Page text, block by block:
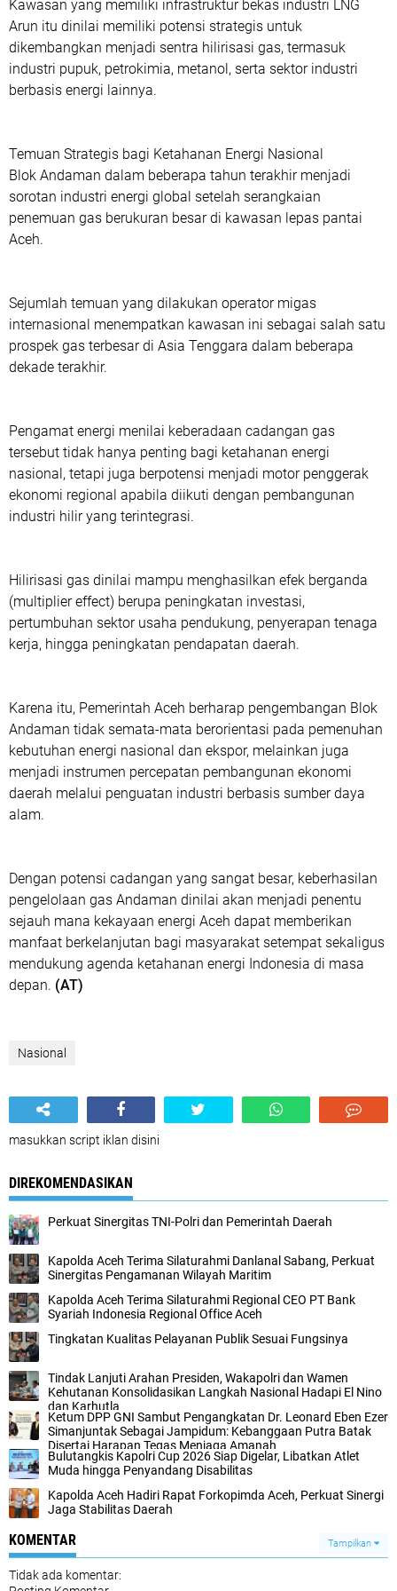
Kawasan yang memiliki infrastruktur bekas industri LNG
Arun itu dinilai memiliki potensi strategis untuk
dikembangkan menjadi sentra hilirisasi gas, termasuk
industri pupuk, petrokimia, metanol, serta sektor industri
berbasis energi lainnya.
Temuan Strategis bagi Ketahanan Energi Nasional
Blok Andaman dalam beberapa tahun terakhir menjadi
sorotan industri energi global setelah serangkaian
penemuan gas berukuran besar di kawasan lepas pantai
Aceh.
Sejumlah temuan yang dilakukan operator migas
internasional menempatkan kawasan ini sebagai salah satu
prospek gas terbesar di Asia Tenggara dalam beberapa
dekade terakhir.
Pengamat energi menilai keberadaan cadangan gas
tersebut tidak hanya penting bagi ketahanan energi
nasional, tetapi juga berpotensi menjadi motor penggerak
ekonomi regional apabila diikuti dengan pembangunan
industri hilir yang terintegrasi.
Hilirisasi gas dinilai mampu menghasilkan efek berganda
(multiplier effect) berupa peningkatan investasi,
pertumbuhan sektor usaha pendukung, penyerapan tenaga
kerja, hingga peningkatan pendapatan daerah.
Karena itu, Pemerintah Aceh berharap pengembangan Blok
Andaman tidak semata-mata berorientasi pada pemenuhan
kebutuhan energi nasional dan ekspor, melainkan juga
menjadi instrumen percepatan pembangunan ekonomi
daerah melalui penguatan industri berbasis sumber daya
alam.
Dengan potensi cadangan yang sangat besar, keberhasilan
pengelolaan gas Andaman dinilai akan menjadi penentu
sejauh mana kekayaan energi Aceh dapat memberikan
manfaat berkelanjutan bagi masyarakat setempat sekaligus
mendukung agenda ketahanan energi Indonesia di masa
depan. (AT)
Nasional
masukkan script iklan disini
DIREKOMENDASIKAN
Perkuat Sinergitas TNI-Polri dan Pemerintah Daerah
Kapolda Aceh Terima Silaturahmi Danlanal Sabang, Perkuat
Sinergitas Pengamanan Wilayah Maritim
Kapolda Aceh Terima Silaturahmi Regional CEO PT Bank
Syariah Indonesia Regional Office Aceh
Tingkatan Kualitas Pelayanan Publik Sesuai Fungsinya
Tindak Lanjuti Arahan Presiden, Wakapolri dan Wamen
Kehutanan Konsolidasikan Langkah Nasional Hadapi El Nino
dan Karhutla
Ketum DPP GNI Sambut Pengangkatan Dr. Leonard Eben Ezer
Simanjuntak Sebagai Jampidum: Kebanggaan Putra Batak
Disertai Harapan Tegas Menjaga Amanah
Bulutangkis Kapolri Cup 2026 Siap Digelar, Libatkan Atlet
Muda hingga Penyandang Disabilitas
Kapolda Aceh Hadiri Rapat Forkopimda Aceh, Perkuat Sinergi
Jaga Stabilitas Daerah
KOMENTAR Tampilkan
Tidak ada komentar: